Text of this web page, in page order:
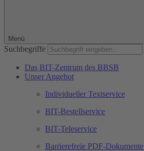
Menü
Suchbegriffe
Das BIT-Zentrum des BBSB
Unser Angebot
Individueller Textservice
BIT-Bestellservice
BIT-Teleservice
Barrierefreie PDF-Dokumente